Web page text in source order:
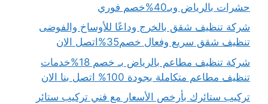
حشرات بالرياض وبـ40%خصم فوري
شركة تنظيف شقق بالخرج وداعًا للأوساخ والفوضى
تنظيف شقق سريع وفعال خصم35%اتصل الان
شركة تنظيف مطاعم بالرياض بـ خصم 18%خدمات
تنظيف مطاعم متكاملة بجودة 100% اتصل بنا الان
تركيب ستائرك بأرخص الأسعار مع فني تركيب ستائر